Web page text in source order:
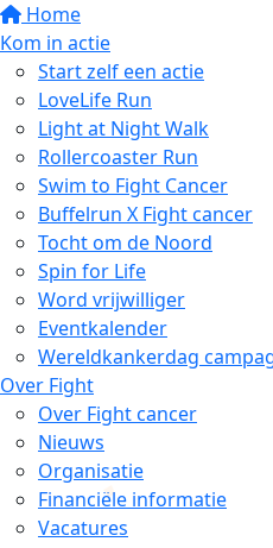
Home
Kom in actie
Start zelf een actie
LoveLife Run
Light at Night Walk
Rollercoaster Run
Swim to Fight Cancer
Buffelrun X Fight cancer
Tocht om de Noord
Spin for Life
Word vrijwilliger
Eventkalender
Wereldkankerdag
Over Fight
Over Fight cancer
Nieuws
Organisatie
Financiële informatie
Vacatures